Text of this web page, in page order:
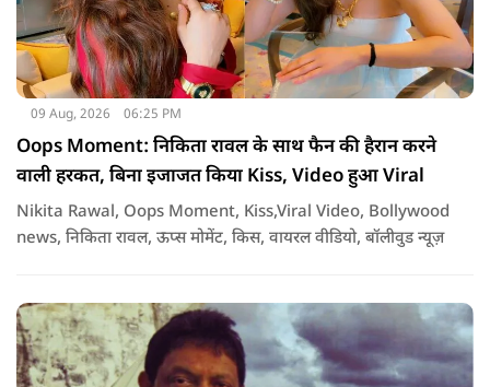
09 Aug, 2026 06:25 PM
Oops Moment: निकिता रावल के साथ फैन की हैरान करने
वाली हरकत, बिना इजाजत किया Kiss, Video हुआ Viral
Nikita Rawal, Oops Moment, Kiss,Viral Video, Bollywood
news, निकिता रावल, ऊप्स मोमेंट, किस, वायरल वीडियो, बॉलीवुड न्यूज़